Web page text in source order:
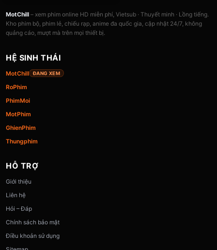
MotChill – xem phim online HD miễn phí, Vietsub · Thuyết minh · Lồng tiếng.
Kho phim bộ, phim lẻ, chiếu rạp, anime đa quốc gia, cập nhật 24/7, không
quảng cáo, mượt mà trên mọi thiết bị.
HỆ SINH THÁI
MotChill ĐANG XEM
RoPhim
PhimMoi
MotPhim
GhienPhim
Thungphim
HỖ TRỢ
Giới thiệu
Liên hệ
Hỏi – Đáp
Chính sách bảo mật
Điều khoản sử dụng